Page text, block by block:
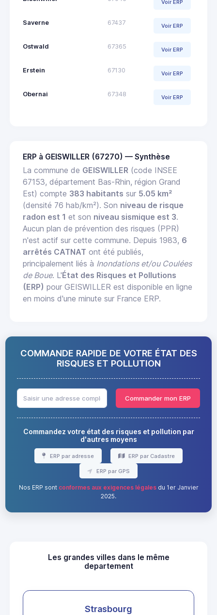
Voir ERP
Saverne 67437 Voir ERP
Ostwald 67365 Voir ERP
Erstein 67130 Voir ERP
Obernai 67348 Voir ERP
ERP à GEISWILLER (67270) — Synthèse
La commune de GEISWILLER (code INSEE
67153, département Bas-Rhin, région Grand
Est) compte 383 habitants sur 5.05 km²
(densité 76 hab/km²). Son niveau de risque
radon est 1 et son niveau sismique est 3.
Aucun plan de prévention des risques (PPR)
n'est actif sur cette commune. Depuis 1983, 6
arrêtés CATNAT ont été publiés,
principalement liés à Inondations et/ou Coulées
de Boue. L'État des Risques et Pollutions
(ERP) pour GEISWILLER est disponible en ligne
en moins d'une minute sur France ERP.
COMMANDE RAPIDE DE VOTRE ÉTAT DES
RISQUES ET POLLUTION
Commander mon ERP
Commandez votre état des risques et pollution par
d'autres moyens
ERP par adresse ERP par Cadastre
ERP par GPS
Nos ERP sont conformes aux exigences légalesdu 1er Janvier
2025.
Les grandes villes dans le même
departement
Strasbourg